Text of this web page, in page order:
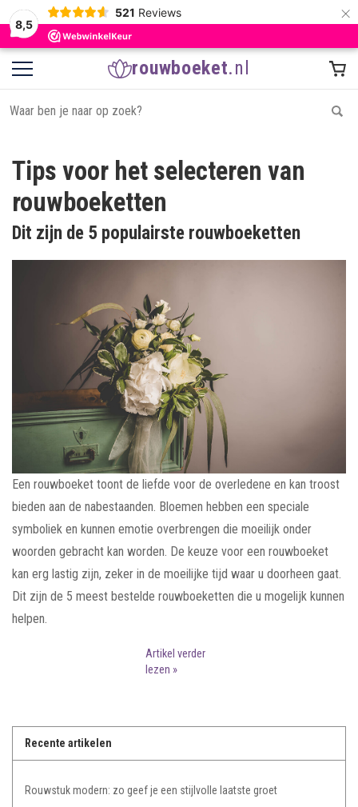
8,5
521 Reviews ×
rouwboeket.nl
Tips voor het selecteren van
rouwboeketten
Dit zijn de 5 populairste rouwboeketten
Een rouwboeket toont de liefde voor de overledene en kan troost
bieden aan de nabestaanden. Bloemen hebben een speciale
symboliek en kunnen emotie overbrengen die moeilijk onder
woorden gebracht kan worden. De keuze voor een rouwboeket
kan erg lastig zijn, zeker in de moeilijke tijd waar u doorheen gaat.
Dit zijn de 5 meest bestelde rouwboeketten die u mogelijk kunnen
helpen.
Artikel verder
lezen »
Recente artikelen
Rouwstuk modern: zo geef je een stijlvolle laatste groet